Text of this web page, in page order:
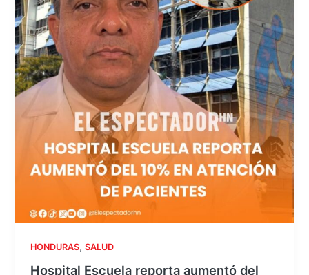
HONDURAS,SALUD
Hospital Escuela reporta aumentó del